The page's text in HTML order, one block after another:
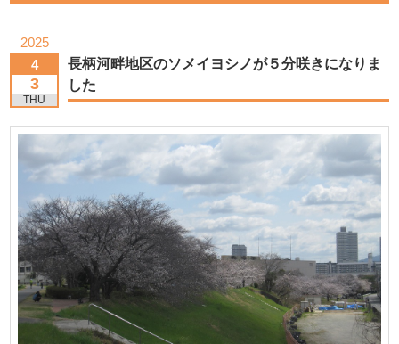
2025
4
3
THU
長柄河畔地区のソメイヨシノが５分咲きになりま
した